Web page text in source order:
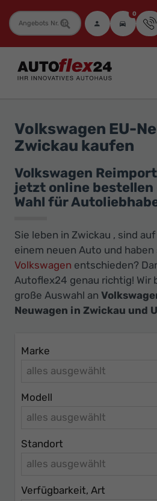
Fahrzeugnummer 0
Autoflex24
GmbH
Neuwagen
Jahreswagen
und
Gebrauchtwagen
zu
Preisen
-
Ihr
Innovatives
Autohaus
Volkswagen EU-
Zwickau kaufen
Volkswagen
jetzt online bestellen
Wahl für
Sie leben in Zwickau , sind
einem neuen Auto und
Volkswagen entschieden?
Autoflex24 genau richtig! Wir
große Auswahl an
Neuwagen in Zwickau und
Marke
alles ausgewählt
Modell
alles ausgewählt
Standort
alles ausgewählt
Verfügbarkeit, Art